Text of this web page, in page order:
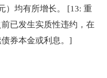
）均有所增长。 [13: 重
已发生实质性违约，在
券本金或利息。]